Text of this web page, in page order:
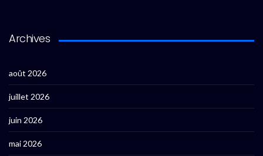
Archives
août 2026
juillet 2026
juin 2026
mai 2026